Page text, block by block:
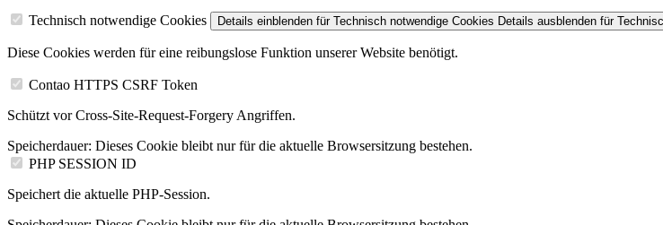
Technisch notwendige Cookies Details einblenden für Technisch notwendige Cookies Details ausblenden für
Diese Cookies werden für eine reibungslose Funktion unserer Website benötigt.
Contao HTTPS CSRF Token
Schützt vor Cross-Site-Request-Forgery Angriffen.
Speicherdauer: Dieses Cookie bleibt nur für die aktuelle Browsersitzung bestehen.
PHP SESSION ID
Speichert die aktuelle PHP-Session.